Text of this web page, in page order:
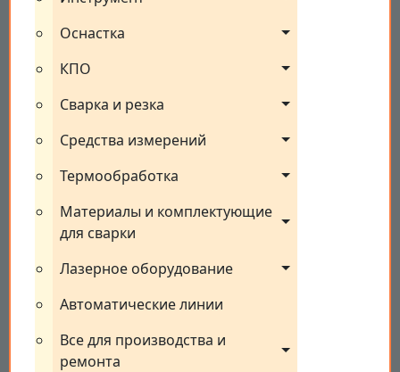
Оснастка
КПО
Сварка и резка
Средства измерений
Термообработка
Материалы и комплектующие
для сварки
Лазерное оборудование
Автоматические линии
Все для производства и
ремонта